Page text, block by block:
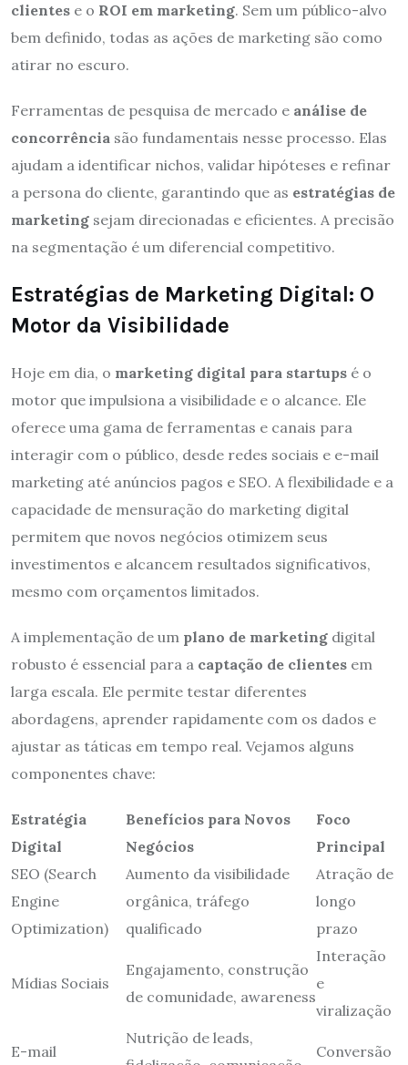
clientes e o ROI em marketing. Sem um público-alvo
bem definido, todas as ações de marketing são como
atirar no escuro.
Ferramentas de pesquisa de mercado e análise de
concorrência são fundamentais nesse processo. Elas
ajudam a identificar nichos, validar hipóteses e refinar
a persona do cliente, garantindo que as estratégias de
marketing sejam direcionadas e eficientes. A precisão
na segmentação é um diferencial competitivo.
Estratégias de Marketing Digital: O
Motor da Visibilidade
Hoje em dia, o marketing digital para startups é o
motor que impulsiona a visibilidade e o alcance. Ele
oferece uma gama de ferramentas e canais para
interagir com o público, desde redes sociais e e-mail
marketing até anúncios pagos e SEO. A flexibilidade e a
capacidade de mensuração do marketing digital
permitem que novos negócios otimizem seus
investimentos e alcancem resultados significativos,
mesmo com orçamentos limitados.
A implementação de um plano de marketing digital
robusto é essencial para a captação de clientes em
larga escala. Ele permite testar diferentes
abordagens, aprender rapidamente com os dados e
ajustar as táticas em tempo real. Vejamos alguns
componentes chave:
Estratégia
Digital
Benefícios para Novos
Negócios
Foco
Principal
SEO (Search
Engine
Optimization)
Aumento da visibilidade
orgânica, tráfego
qualificado
Atração de
longo
prazo
Mídias Sociais
Engajamento, construção
de comunidade, awareness
Interação
e
viralização
E-mail
Nutrição de leads,
Conversão